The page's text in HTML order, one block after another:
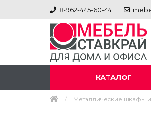
8-962-445-60-44
КАТАЛОГ
Металлические шкафы